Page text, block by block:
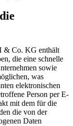
& Co. KG enthält
die eine schnelle
sowie
was
elektronischen
Person per E-
mit dem für die
die von der
Daten